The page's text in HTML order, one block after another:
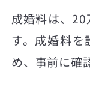
成婚料は、
す。成婚料を
め、事前に確